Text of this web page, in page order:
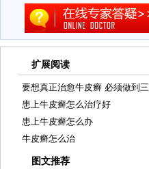
扩展阅读
要想真正治愈牛皮癣 必须做到三
患上牛皮癣怎么治疗好
患上牛皮癣怎么办
牛皮癣怎么治
图文推荐